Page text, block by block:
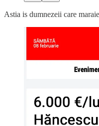
Astia is dumnezeii care